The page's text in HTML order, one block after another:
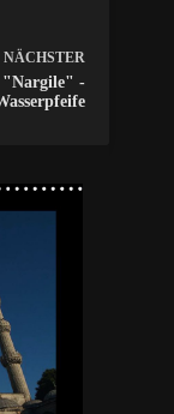
NÄCHSTER
"Nargile" -